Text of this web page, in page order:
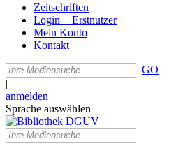
Zeitschriften
Login + Erstnutzer
Mein Konto
Kontakt
GO
|
anmelden
Sprache auswählen